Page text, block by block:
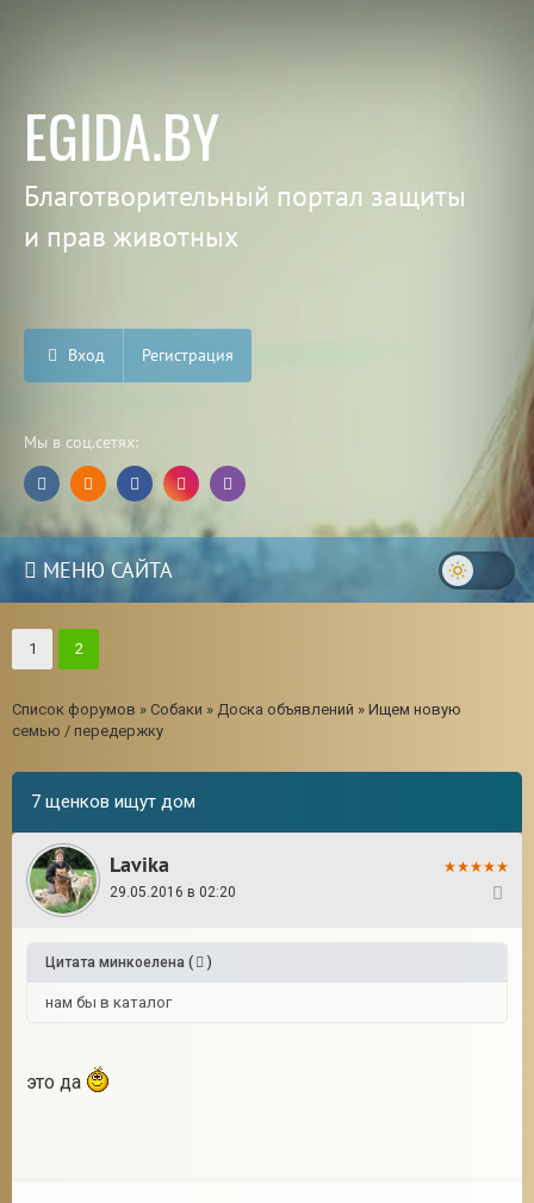
EGIDA.BY
Благотворительный портал защиты
и прав животных
Вход Регистрация
Мы в соц.сетях:
МЕНЮ САЙТА
1 2
Список форумов » Собаки » Доска объявлений » Ищем новую
семью / передержку
7 щенков ищут дом
Lavika
29.05.2016 в 02:20
Цитата минкоелена ( )
нам бы в каталог
это да